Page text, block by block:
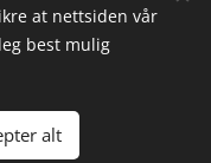
at nettsiden vår
best mulig
alt